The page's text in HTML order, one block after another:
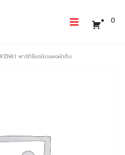
0
KENKI พาร์ทิชั่นชนิดแผงผ้าทึบ